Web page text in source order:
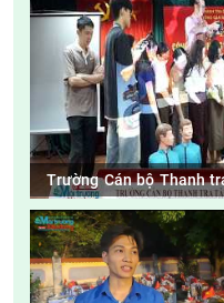
Trường Cán bộ Thanh
cháy, cứu nạn và sơ cấp